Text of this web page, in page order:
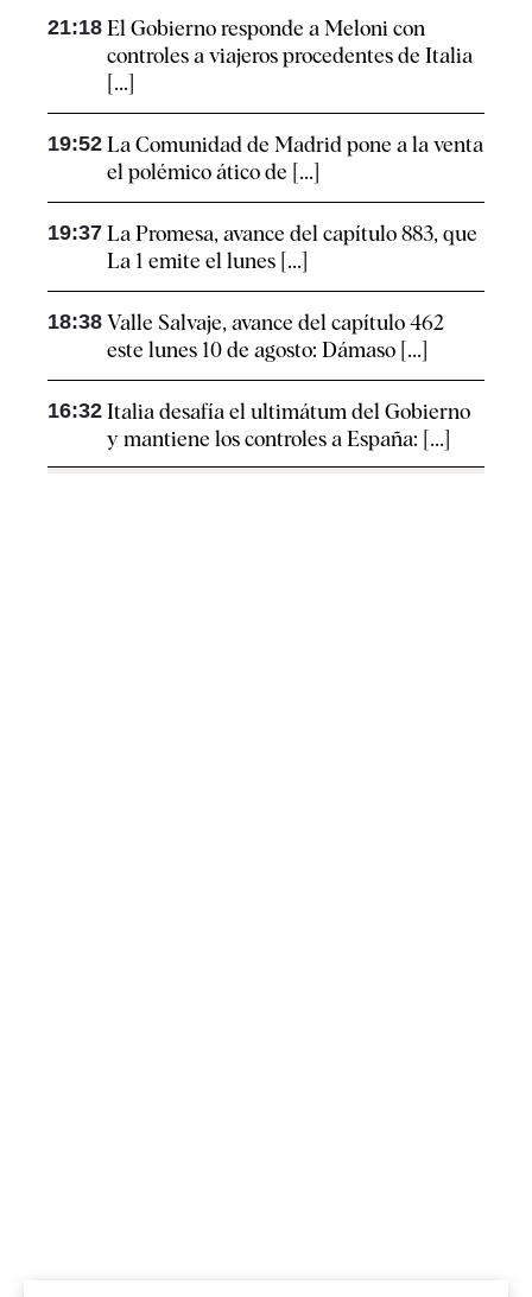
21:18 El Gobierno responde a Meloni con
controles a viajeros procedentes de Italia
[...]
19:52 La Comunidad de Madrid pone a la venta
el polémico ático de [...]
19:37 La Promesa, avance del capítulo 883, que
La 1 emite el lunes [...]
18:38 Valle Salvaje, avance del capítulo 462
este lunes 10 de agosto: Dámaso [...]
16:32 Italia desafía el ultimátum del Gobierno
y mantiene los controles a España: [...]